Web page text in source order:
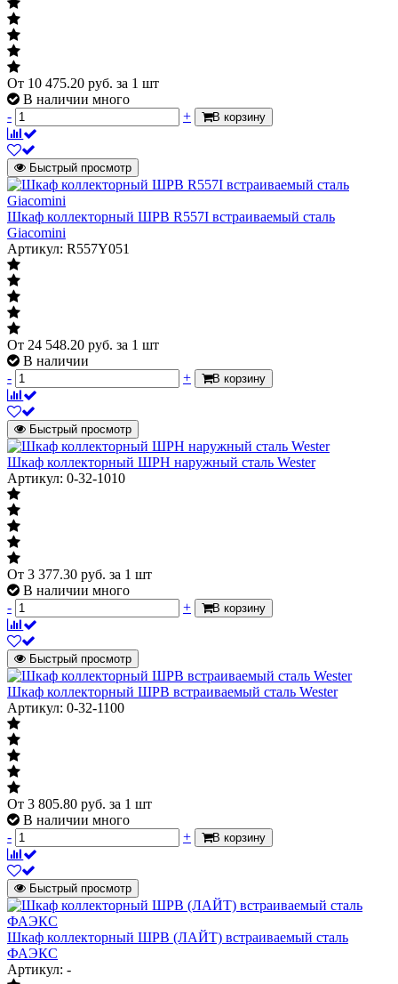
От 10 475.20 руб. за 1 шт
В наличии много
-
+ В корзину
Быстрый просмотр
Шкаф коллекторный ШРВ R557I встраиваемый сталь
Giacomini
Артикул: R557Y051
От 24 548.20 руб. за 1 шт
В наличии
-
+ В корзину
Быстрый просмотр
Шкаф коллекторный ШРН наружный сталь Wester
Артикул: 0-32-1010
От 3 377.30 руб. за 1 шт
В наличии много
-
+ В корзину
Быстрый просмотр
Шкаф коллекторный ШРВ встраиваемый сталь Wester
Артикул: 0-32-1100
От 3 805.80 руб. за 1 шт
В наличии много
-
+ В корзину
Быстрый просмотр
Шкаф коллекторный ШРВ (ЛАЙТ) встраиваемый сталь
ФАЭКС
Артикул: -